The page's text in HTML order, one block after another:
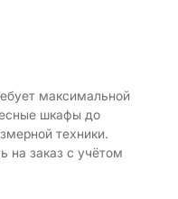
максимальной
шкафы до
техники.
на заказ с учётом